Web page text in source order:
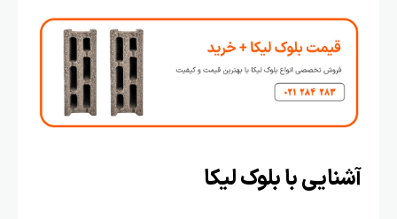
آشنایی با بلوک لیکا